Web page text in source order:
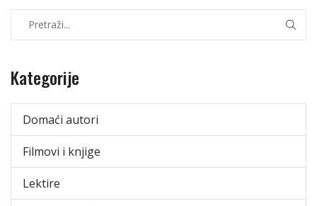
Kategorije
Domaći autori
Filmovi i knjige
Lektire